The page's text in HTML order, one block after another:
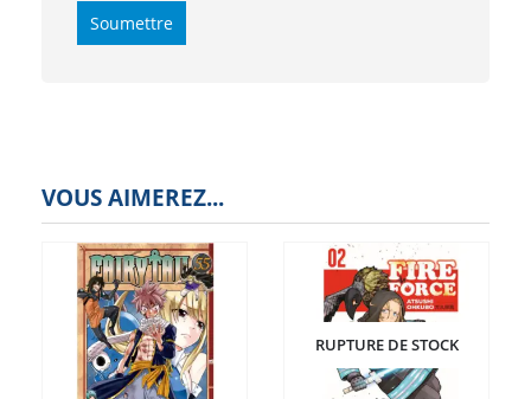
VOUS AIMEREZ...
RUPTURE DE STOCK